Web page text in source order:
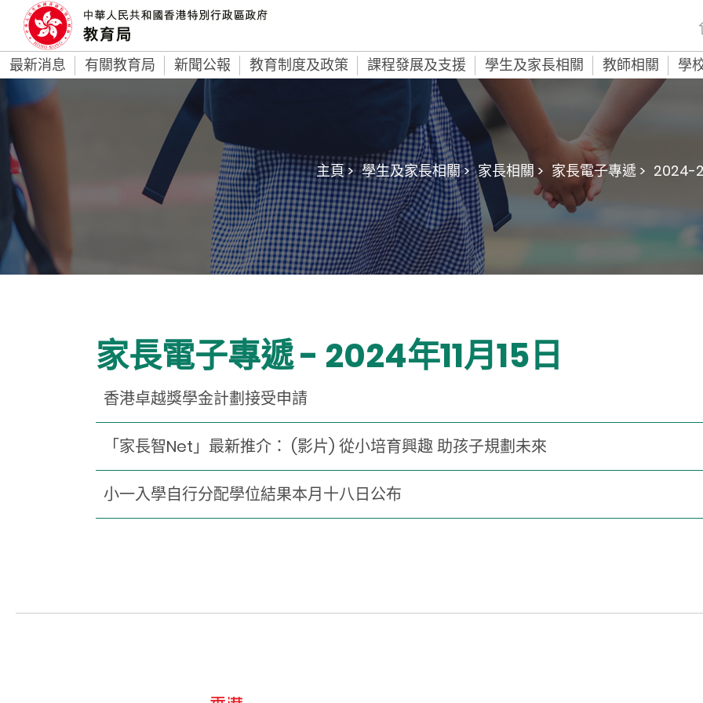
最新消息 有關教育局 新聞公報 教育制度及政策 課程發展及支援 學生及家長相關 教師相關 學
主頁 > 學生及家長相關 > 家長相關 > 家長電子專遞 > 2024-
家長電子專遞 - 2024年11月15日
香港卓越獎學金計劃接受申請
「家長智Net」最新推介： (影片) 從小培育興趣 助孩子規劃未來
小一入學自行分配學位結果本月十八日公布